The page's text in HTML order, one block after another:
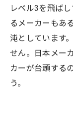
レベル3を飛ば
るメーカーもあ
沌としています
せん。日本メー
カーが台頭する
う。